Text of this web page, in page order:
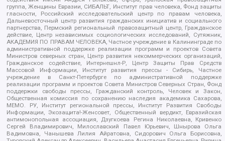
группа, Женщины Евразии, СИБАЛЬТ, Институт прав человека, Фонд защиты
гласности, Российский исследовательский центр по правам человека,
Дальневосточный центр развития гражданских инициатив и социального
партнерства, Пермский региональный правозащитный центр, Гражданское
действие, Центр независимых социологических исследований, Сутяжник,
АКАДЕМИЯ ПО ПРАВАМ ЧЕЛОВЕКА, Частное учреждение в Калининграде по
административной поддержке реализации программ и проектов Совета
Министров северных стран, Центр развития некоммерческих организаций,
Гражданское содействие, Интернешнл-Р, Центр Защиты Прав Средств
Массовой Информации, Институт развития прессы - Сибирь, Частное
учреждение в Санкт-Петербурге по административной поддержке
реализации программ и проектов Совета Министров Северных Стран, Фонд
поддержки свободы прессы, Гражданский контроль, Человек и Закон,
Общественная комиссия по сохранению наследия академика Сахарова,
МЕМО. РУ, Институт региональной прессы, Институт Развития Свободы
Информации, Экозащита!-Женсовет, Общественный вердикт, Евразийская
антимонопольная ассоциация, Дзугкоева Регина Николаевна, Кривенко
Сергей Владимирович, Милославский Павел Юрьевич, Шнырова Ольга
Вадимовна, Чанышева Лилия Айратовна, Сидорович Ольга Борисовна,